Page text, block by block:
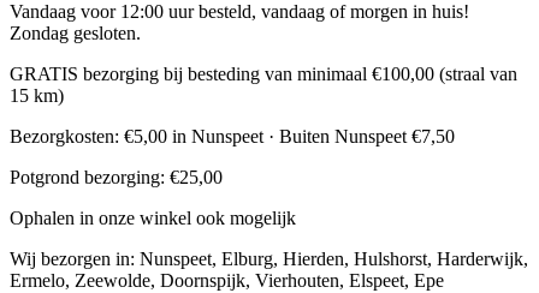
Vandaag voor 12:00 uur besteld, vandaag of morgen in huis!
Zondag gesloten.
GRATIS bezorging bij besteding van minimaal €100,00 (straal van
15 km)
Bezorgkosten: €5,00 in Nunspeet · Buiten Nunspeet €7,50
Potgrond bezorging: €25,00
Ophalen in onze winkel ook mogelijk
Wij bezorgen in: Nunspeet, Elburg, Hierden, Hulshorst, Harderwijk,
Ermelo, Zeewolde, Doornspijk, Vierhouten, Elspeet, Epe